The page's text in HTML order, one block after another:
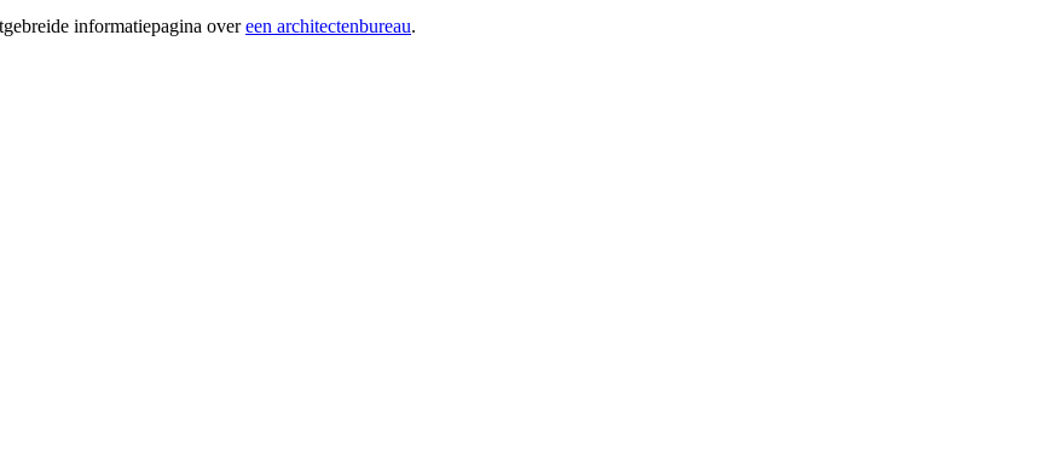
informatiepagina overeen architectenbureau.